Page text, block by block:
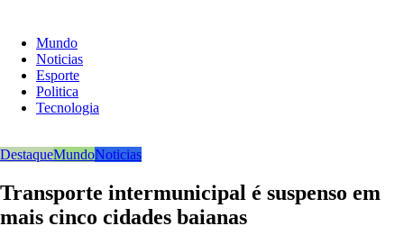
Mundo
Noticias
Esporte
Politica
Tecnologia
DestaqueMundoNoticias
Transporte intermunicipal é suspenso em
mais cinco cidades baianas